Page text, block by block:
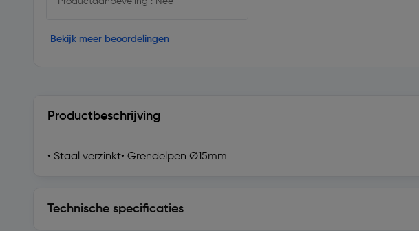
Bekijk meer beoordelingen
Productbeschrijving
• Staal verzinkt• Grendelpen Ø15mm
Technische specificaties